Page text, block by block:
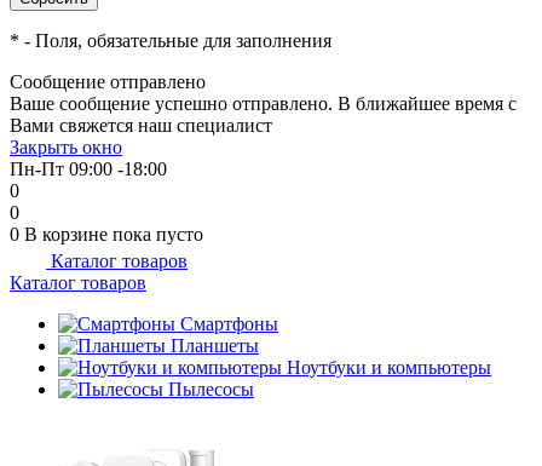
* - Поля, обязательные для заполнения
Сообщение отправлено
Ваше сообщение успешно отправлено. В ближайшее время с
Вами свяжется наш специалист
Закрыть окно
Пн-Пт 09:00 -18:00
0
0
0 В корзине пока пусто
Каталог товаров
Каталог товаров
Смартфоны
Планшеты
Ноутбуки и компьютеры
Пылесосы